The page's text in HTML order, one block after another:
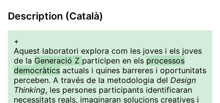
Description (Català)
+
Aquest laboratori explora com les joves i els joves
de la Generació Z participen en els processos
democràtics actuals i quines barreres i oportunitats
perceben. A través de la metodologia del Design
Thinking, les persones participants identificaran
necessitats reals, imaginaran solucions creatives i